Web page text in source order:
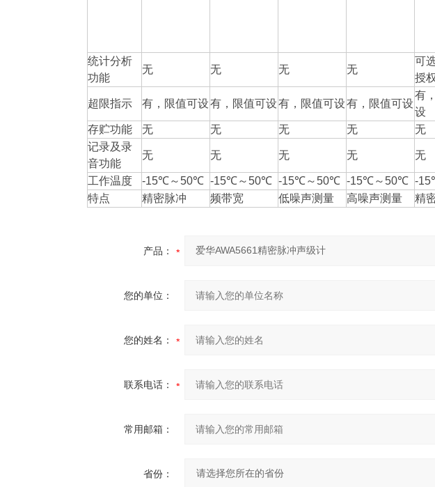
统计分析
功能
无 无 无 无
可
授
超限指示 有，限值可设有，限值可设有，限值可设有，限值可设
有
设
存贮功能 无 无 无 无 无
记录及录
音功能
无 无 无 无 无
工作温度 -15℃～50℃ -15℃～50℃ -15℃～50℃ -15℃～50℃ -
特点
精密脉冲 频带宽 低噪声测量 高噪声测量 精
产品：
您的单位：
您的姓名：
联系电话：
常用邮箱：
省份：